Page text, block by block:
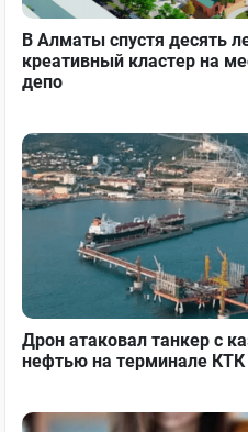
В Алматы спустя десять
креативный кластер на
депо
Дрон атаковал танкер с
нефтью на терминале КТК